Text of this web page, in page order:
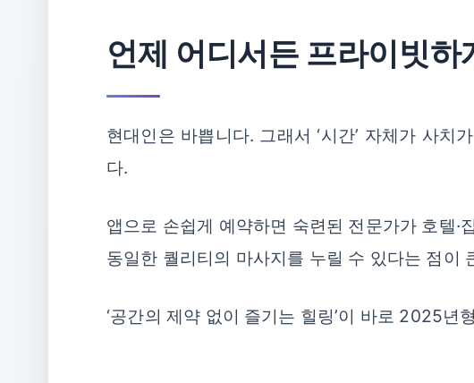
언제 어디서든 프라이빗하
현대인은 바쁩니다. 그래서 ‘시간’ 자체가 사
다.
앱으로 손쉽게 예약하면 숙련된 전문가가 호텔
동일한 퀄리티의 마사지를 누릴 수 있다는 점이
‘공간의 제약 없이 즐기는 힐링’이 바로 2025년